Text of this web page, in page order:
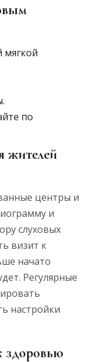
мягкой
по
центры и
и
слуховых
визит к
начато
Регулярные
настройки
здоровью